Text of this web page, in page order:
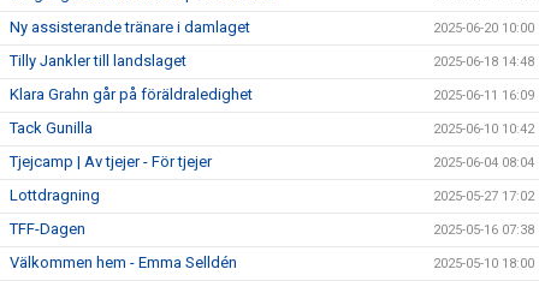
Ny assisterande tränare i damlaget 2025-06-20 10:00
Tilly Jankler till landslaget 2025-06-18 14:48
Klara Grahn går på föräldraledighet 2025-06-11 16:09
Tack Gunilla 2025-06-10 10:42
Tjejcamp | Av tjejer - För tjejer 2025-06-04 08:04
Lottdragning 2025-05-27 17:02
TFF-Dagen 2025-05-16 07:38
Välkommen hem - Emma Selldén 2025-05-10 18:00